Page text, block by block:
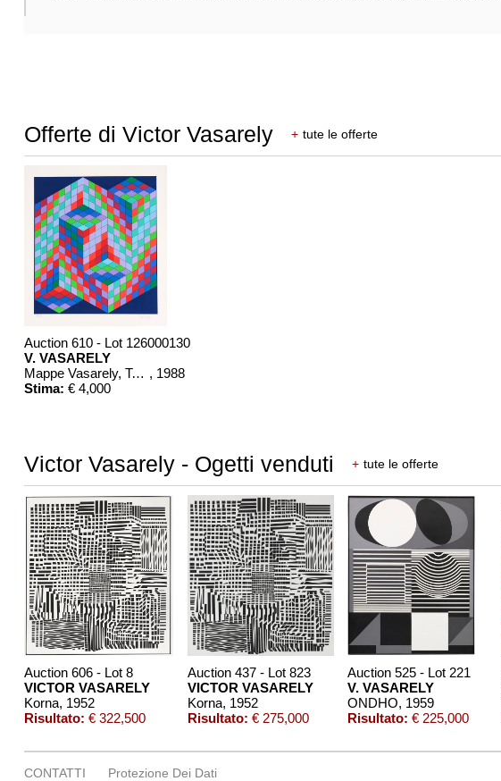
Offerte di Victor Vasarely + tute le offerte
Auction 610 - Lot 126000130
V. VASARELY
Mappe Vasarely, Texte Otto Hahn , 1988
Stima: € 4,000
Victor Vasarely - Ogetti venduti + tute le offerte
Auction 606 - Lot 8
VICTOR VASARELY
Korna, 1952
Risultato: € 322,500
Auction 437 - Lot 823
VICTOR VASARELY
Korna, 1952
Risultato: € 275,000
Auction 525 - Lot 221
V. VASARELY
ONDHO, 1959
Risultato: € 225,000
CONTATTI Protezione Dei Dati